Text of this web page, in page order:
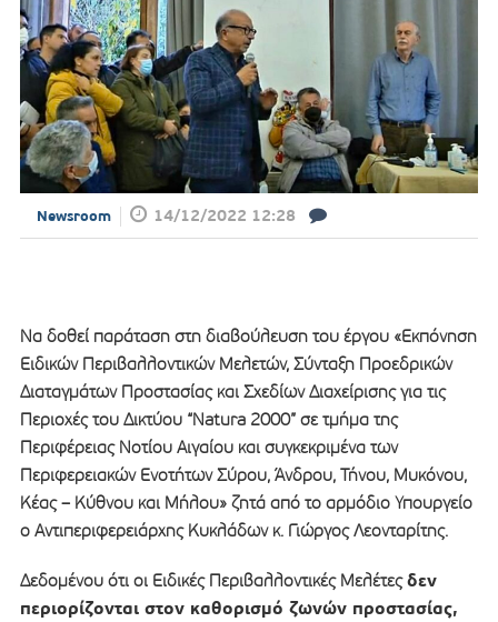
Newsroom 14/12/2022 12:28
Να δοθεί παράταση στη διαβούλευση του έργου «Εκπόνηση
Ειδικών Περιβαλλοντικών Μελετών, Σύνταξη Προεδρικών
Διαταγμάτων Προστασίας και Σχεδίων Διαχείρισης για τις
Περιοχές του Δικτύου “Natura 2000” σε τμήμα της
Περιφέρειας Νοτίου Αιγαίου και συγκεκριμένα των
Περιφερειακών Ενοτήτων Σύρου, Άνδρου, Τήνου, Μυκόνου,
Κέας – Κύθνου και Μήλου» ζητά από το αρμόδιο Υπουργείο
ο Αντιπεριφερειάρχης Κυκλάδων κ. Γιώργος Λεονταρίτης.
Δεδομένου ότι οι Ειδικές Περιβαλλοντικές Μελέτεςδεν
περιορίζονται στον καθορισμό ζωνών προστασίας,